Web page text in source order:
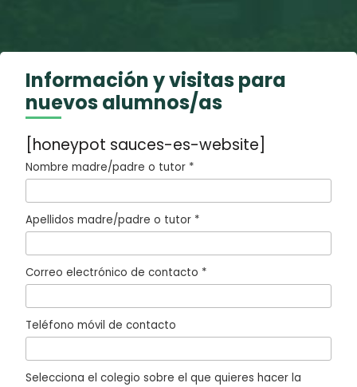
Información y visitas para
nuevos alumnos/as
[honeypot sauces-es-website]
Nombre madre/padre o tutor *
Apellidos madre/padre o tutor *
Correo electrónico de contacto *
Teléfono móvil de contacto
Selecciona el colegio sobre el que quieres hacer la